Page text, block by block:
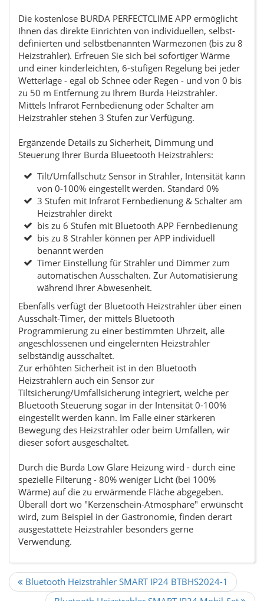
Die kostenlose BURDA PERFECTCLIME APP ermöglicht
Ihnen das direkte Einrichten von individuellen, selbst-
definierten und selbstbenannten Wärmezonen (bis zu 8
Heizstrahler). Erfreuen Sie sich bei sofortiger Wärme
und einer kinderleichten, 6-stufigen Regelung bei jeder
Wetterlage - egal ob Schnee oder Regen - und von 0 bis
zu 50 m Entfernung zu Ihrem Burda Heizstrahler.
Mittels Infrarot Fernbedienung oder Schalter am
Heizstrahler stehen 3 Stufen zur Verfügung.
Ergänzende Details zu Sicherheit, Dimmung und
Steuerung Ihrer Burda Blueetooth Heizstrahlers:
Tilt/Umfallschutz Sensor in Strahler, Intensität kann
von 0-100% eingestellt werden. Standard 0%
3 Stufen mit Infrarot Fernbedienung & Schalter am
Heizstrahler direkt
bis zu 6 Stufen mit Bluetooth APP Fernbedienung
bis zu 8 Strahler können per APP individuell
benannt werden
Timer Einstellung für Strahler und Dimmer zum
automatischen Ausschalten. Zur Automatisierung
während Ihrer Abwesenheit.
Ebenfalls verfügt der Bluetooth Heizstrahler über einen
Ausschalt-Timer, der mittels Bluetooth
Programmierung zu einer bestimmten Uhrzeit, alle
angeschlossenen und eingelernten Heizstrahler
selbständig ausschaltet.
Zur erhöhten Sicherheit ist in den Bluetooth
Heizstrahlern auch ein Sensor zur
Tiltsicherung/Umfallsicherung integriert, welche per
Bluetooth Steuerung sogar in der Intensität 0-100%
eingestellt werden kann. Im Falle einer stärkeren
Bewegung des Heizstrahler oder beim Umfallen, wir
dieser sofort ausgeschaltet.
Durch die Burda Low Glare Heizung wird - durch eine
spezielle Filterung - 80% weniger Licht (bei 100%
Wärme) auf die zu erwärmende Fläche abgegeben.
Überall dort wo "Kerzenschein-Atmosphäre" erwünscht
wird, zum Beispiel in der Gastronomie, finden derart
ausgestattete Heizstrahler besonders gerne
Verwendung.
Bluetooth Heizstrahler SMART IP24 BTBHS2024-1